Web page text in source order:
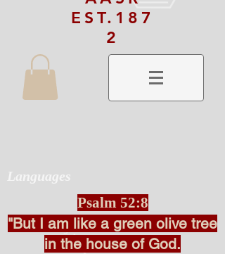
EST.187
2
Languages
Psalm 52:8
"But I am like a green olive tree
in the house of God.